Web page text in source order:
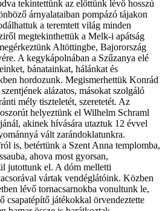
tekintettünk az előttünk lévő hosszú
árnyalataiban pompázó tájakon
a teremtett világ minden
megtekinthettük a Melk-i apátság
Altöttingbe, Bajorország
A kegykápolnában a Szűzanya elé
bánatainkat, hálánkat és
hordozunk. Megismerhettük Konrád
alázatos, másokat szolgáló
mély tiszteletét, szeretetét. Az
helyeztünk el Wilhelm Schraml
akinek hívására utaztuk 12 évvel
vált zarándoklatunkra.
is, betértünk a Szent Anna templomba,
ahova most gyorsan,
jutottunk el. A dóm melletti
vártak vendéglátóink. Közben
lévő tornacsarnokba vonultunk le,
csapatépítő játékokkal örvendeztette